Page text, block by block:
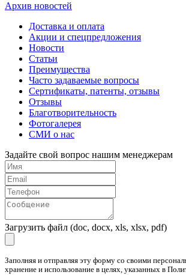
Архив новостей
Доставка и оплата
Акции и спецпредложения
Новости
Статьи
Преимущества
Часто задаваемые вопросы
Сертификаты, патенты, отзывы
Отзывы
Благотворительность
Фотогалерея
СМИ о нас
Задайте свой вопрос нашим менеджерам
Загрузить файл (doc, docx, xls, xlsx, pdf)
Заполняя и отправляя эту форму со своими
хранение и использование в целях, указанных в